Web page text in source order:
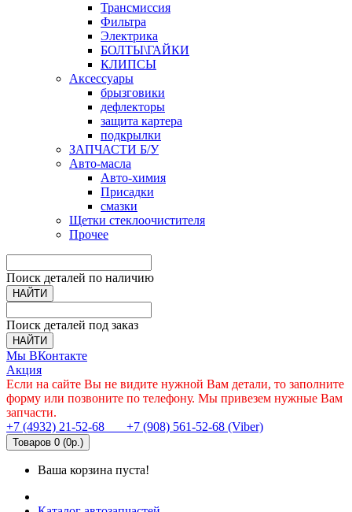
Трансмиссия
Фильтра
Электрика
БОЛТЫ\ГАЙКИ
КЛИПСЫ
Аксессуары
брызговики
дефлекторы
защита картера
подкрылки
ЗАПЧАСТИ Б/У
Авто-масла
Авто-химия
Присадки
смазки
Щетки стеклоочистителя
Прочее
Поиск деталей по наличию
НАЙТИ
Поиск деталей под заказ
НАЙТИ
Мы ВКонтакте
Акция
Если на сайте Вы не видите нужной Вам детали, то заполните
форму или позвоните по телефону. Мы привезем нужные Вам
запчасти.
+7 (4932) 21-52-68
+7 (908) 561-52-68 (Viber)
Товаров 0 (0р.)
Ваша корзина пуста!